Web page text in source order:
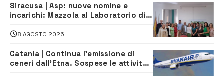
Siracusa | Asp: nuove nomine e
incarichi: Mazzola al Laboratorio di
Servizio Legale
8 AGOSTO 2026
Catania | Continua l’emissione di
ceneri dall’Etna. Sospese le attività